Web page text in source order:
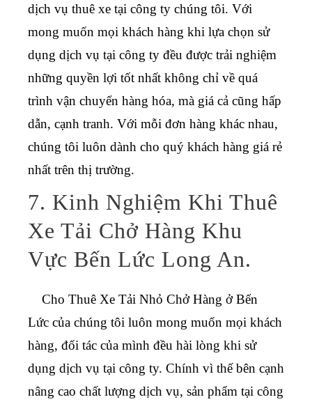
dịch vụ thuê xe tại công ty chúng tôi. Với
mong muốn mọi khách hàng khi lựa chọn sử
dụng dịch vụ tại công ty đều được trải nghiệm
những quyền lợi tốt nhất không chỉ về quá
trình vận chuyển hàng hóa, mà giá cả cũng hấp
dẫn, cạnh tranh. Với mỗi đơn hàng khác nhau,
chúng tôi luôn dành cho quý khách hàng giá rẻ
nhất trên thị trường.
7. Kinh Nghiệm Khi Thuê
Xe Tải Chở Hàng Khu
Vực Bến Lức Long An.
Cho Thuê Xe Tải Nhỏ Chở Hàng ở Bến
Lức của chúng tôi luôn mong muốn mọi khách
hàng, đối tác của mình đều hài lòng khi sử
dụng dịch vụ tại công ty. Chính vì thế bên cạnh
nâng cao chất lượng dịch vụ, sản phẩm tại công